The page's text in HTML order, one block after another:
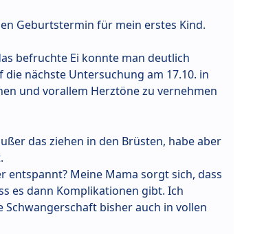
Geburtstermin für mein erstes Kind.
befruchte Ei konnte man deutlich
nächste Untersuchung am 17.10. in
und vorallem Herztöne zu vernehmen
das ziehen in den Brüsten, habe aber
entspannt? Meine Mama sorgt sich, dass
es dann Komplikationen gibt. Ich
Schwangerschaft bisher auch in vollen